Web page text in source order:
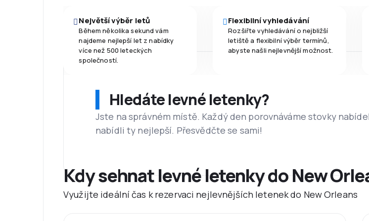
Největší výběr letů
Během několika sekund vám
najdeme nejlepší let z nabídky
více než 500 leteckých
společností.
Flexibilní vyhledávání
Rozšiřte vyhledávání o nejbližší
letiště a flexibilní výběr termínů,
abyste našli nejlevnější možnost.
Hledáte levné letenky?
Jste na správném místě. Každý den porovnáváme stovky
nabídli ty nejlepší. Přesvědčte se sami!
Kdy sehnat levné letenky do New
Využijte ideální čas k rezervaci nejlevnějších letenek do New Orleans